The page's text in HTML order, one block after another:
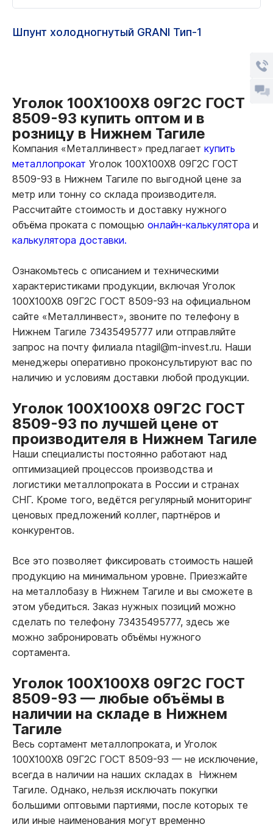
Шпунт холодногнутый GRANI Тип-1
Уголок 100Х100Х8 09Г2С ГОСТ
8509-93 купить оптом и в
розницу в Нижнем Тагиле
Компания «Металлинвест» предлагает купить
металлопрокат Уголок 100Х100Х8 09Г2С ГОСТ
8509-93 в Нижнем Тагиле по выгодной цене за
метр или тонну со склада производителя.
Рассчитайте стоимость и доставку нужного
объёма проката с помощью онлайн-калькулятора и
калькулятора доставки.
Ознакомьтесь с описанием и техническими
характеристиками продукции, включая Уголок
100Х100Х8 09Г2С ГОСТ 8509-93 на официальном
сайте «Металлинвест», звоните по телефону в
Нижнем Тагиле 73435495777 или отправляйте
запрос на почту филиала ntagil@m-invest.ru. Наши
менеджеры оперативно проконсультируют вас по
наличию и условиям доставки любой продукции.
Уголок 100Х100Х8 09Г2С ГОСТ
8509-93 по лучшей цене от
производителя в Нижнем Тагиле
Наши специалисты постоянно работают над
оптимизацией процессов производства и
логистики металлопроката в России и странах
СНГ. Кроме того, ведётся регулярный мониторинг
ценовых предложений коллег, партнёров и
конкурентов.
Все это позволяет фиксировать стоимость нашей
продукцию на минимальном уровне. Приезжайте
на металлобазу в Нижнем Тагиле и вы сможете в
этом убедиться. Заказ нужных позиций можно
сделать по телефону 73435495777, здесь же
можно забронировать объёмы нужного
сортамента.
Уголок 100Х100Х8 09Г2С ГОСТ
8509-93 — любые объёмы в
наличии на складе в Нижнем
Тагиле
Весь сортамент металлопроката, и Уголок
100Х100Х8 09Г2С ГОСТ 8509-93 — не исключение,
всегда в наличии на наших складах в Нижнем
Тагиле. Однако, нельзя исключать покупки
большими оптовыми партиями, после которых те
или иные наименования могут временно